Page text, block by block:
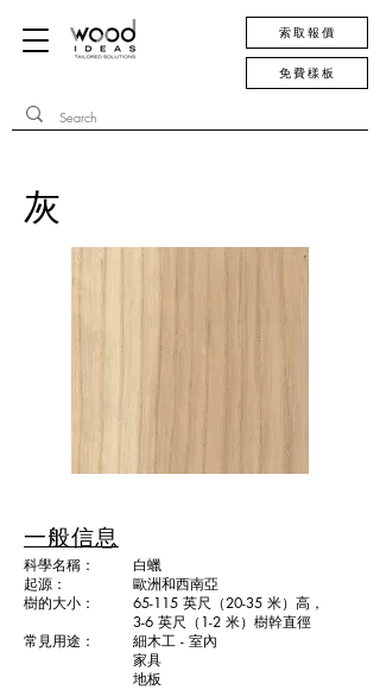
索取報價
免費樣板
灰
一般信息
科學名稱：
起源：
樹的大小：
常見用途：
白蠟
歐洲和西南亞
65-115 英尺（20-35 米）高，
3-6 英尺（1-2 米）樹幹直徑
細木工 - 室內
家具
地板